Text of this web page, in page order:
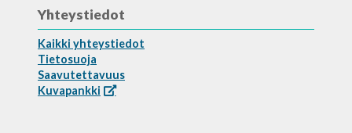
Yhteystiedot
Kaikki yhteystiedot
Tietosuoja
Saavutettavuus
Kuvapankki